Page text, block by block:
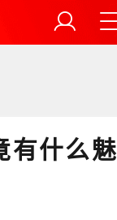
有什么魅